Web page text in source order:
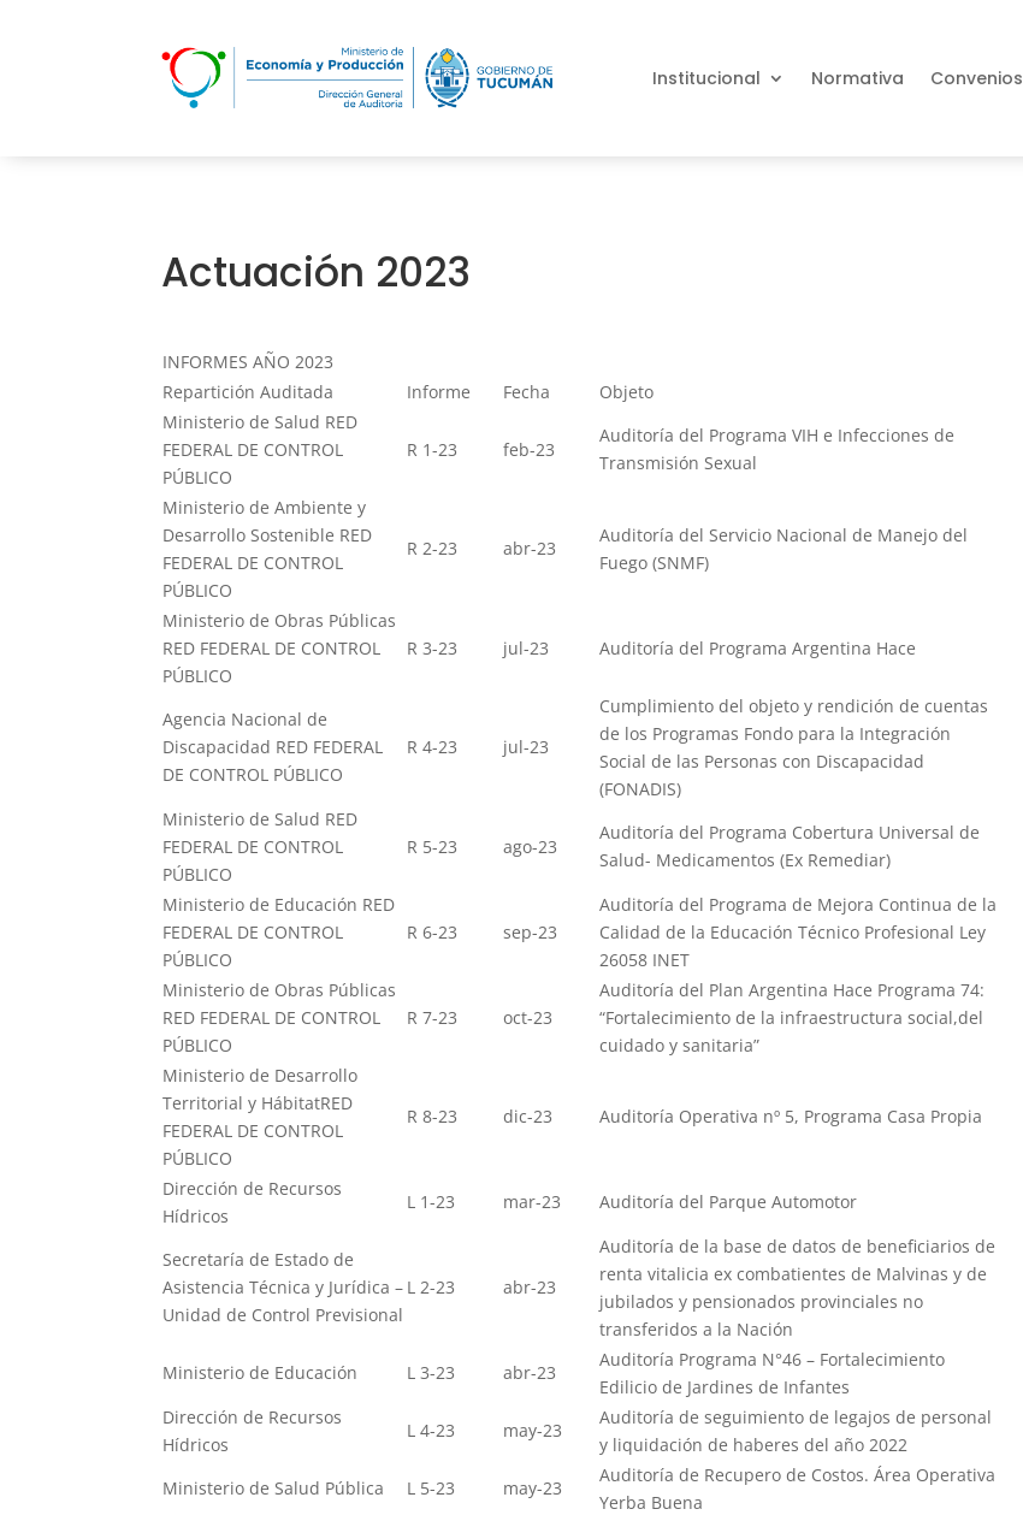
Institucional Normativa Convenios
Actuación 2023
INFORMES AÑO 2023
Repartición Auditada
Informe Fecha
Objeto
Ministerio de Salud RED
FEDERAL DE CONTROL
PÚBLICO
R 1-23 feb-23
Auditoría del Programa VIH e Infecciones de
Transmisión Sexual
Ministerio de Ambiente y
Desarrollo Sostenible RED
FEDERAL DE CONTROL
PÚBLICO
R 2-23 abr-23
Auditoría del Servicio Nacional de Manejo del
Fuego (SNMF)
Ministerio de Obras Públicas
RED FEDERAL DE CONTROL
PÚBLICO
R 3-23 jul-23 Auditoría del Programa Argentina Hace
Agencia Nacional de
Discapacidad RED FEDERAL
DE CONTROL PÚBLICO
R 4-23 jul-23
Cumplimiento del objeto y rendición de cuentas
de los Programas Fondo para la Integración
Social de las Personas con Discapacidad
(FONADIS)
Ministerio de Salud RED
FEDERAL DE CONTROL
PÚBLICO
R 5-23 ago-23
Auditoría del Programa Cobertura Universal de
Salud- Medicamentos (Ex Remediar)
Ministerio de Educación RED
FEDERAL DE CONTROL
PÚBLICO
R 6-23 sep-23
Auditoría del Programa de Mejora Continua de la
Calidad de la Educación Técnico Profesional Ley
26058 INET
Ministerio de Obras Públicas
RED FEDERAL DE CONTROL
PÚBLICO
R 7-23 oct-23
Auditoría del Plan Argentina Hace Programa 74:
“Fortalecimiento de la infraestructura social,del
cuidado y sanitaria”
Ministerio de Desarrollo
Territorial y HábitatRED
FEDERAL DE CONTROL
PÚBLICO
R 8-23 dic-23 Auditoría Operativa nº 5, Programa Casa Propia
Dirección de Recursos
Hídricos
L 1-23 mar-23 Auditoría del Parque Automotor
Secretaría de Estado de
Asistencia Técnica y Jurídica –
Unidad de Control Previsional
L 2-23 abr-23
Auditoría de la base de datos de beneficiarios de
renta vitalicia ex combatientes de Malvinas y de
jubilados y pensionados provinciales no
transferidos a la Nación
Ministerio de Educación
L 3-23 abr-23
Auditoría Programa N°46 – Fortalecimiento
Edilicio de Jardines de Infantes
Dirección de Recursos
Hídricos
L 4-23 may-23
Auditoría de seguimiento de legajos de personal
y liquidación de haberes del año 2022
Ministerio de Salud Pública
L 5-23 may-23
Auditoría de Recupero de Costos. Área Operativa
Yerba Buena